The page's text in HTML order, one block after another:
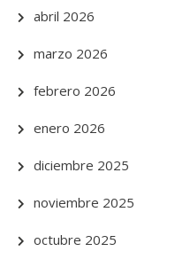
abril 2026
marzo 2026
febrero 2026
enero 2026
diciembre 2025
noviembre 2025
octubre 2025